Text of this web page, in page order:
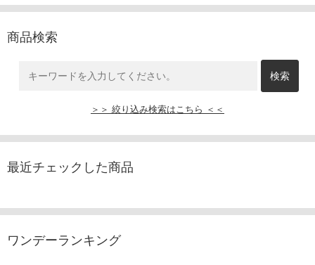
商品検索
＞＞ 絞り込み検索はこちら ＜＜
最近チェックした商品
ワンデーランキング